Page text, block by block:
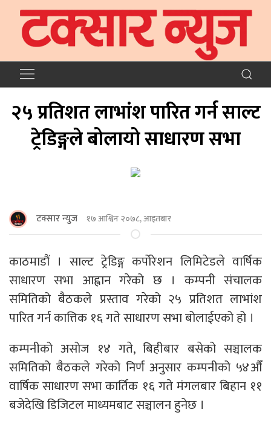
२५ प्रतिशत लाभांश पारित गर्न साल्ट
ट्रेडिङ्गले बोलायो साधारण सभा
टक्सार न्युज १७ आश्विन २०७८, आइतबार
काठमाडौं । साल्ट ट्रेडिङ्ग कर्पाेरेशन लिमिटेडले वार्षिक
साधारण सभा आह्वान गरेको छ । कम्पनी संचालक
समितिको बैठकले प्रस्ताव गरेको २५ प्रतिशत लाभांश
पारित गर्न कात्तिक १६ गते साधारण सभा बोलाईएको हो ।
कम्पनीको असोज १४ गते, बिहीबार बसेको सञ्चालक
समितिको बैठकले गरेको निर्ण अनुसार कम्पनीको ५४औँ
वार्षिक साधारण सभा कार्तिक १६ गते मंगलबार बिहान ११
बजेदेखि डिजिटल माध्यमबाट सञ्चालन हुनेछ ।